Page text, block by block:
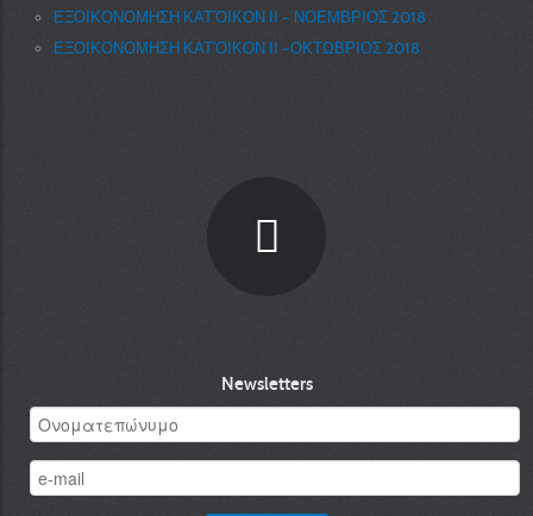
ΕΞΟΙΚΟΝΟΜΗΣΗ ΚΑΤ’ΟΙΚΟΝ ΙΙ – ΝΟΕΜΒΡΙΟΣ 2018
ΕΞΟΙΚΟΝΟΜΗΣΗ ΚΑΤ’ΟΙΚΟΝ ΙΙ –ΟΚΤΩΒΡΙΟΣ 2018
Newsletters